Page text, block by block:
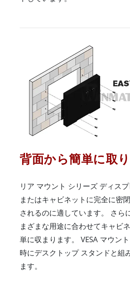
背面から簡単に取
リア マウント シリーズ ディス
またはキャビネットに完全に密
されるのに適しています。 さら
まざまな用途に合わせてキャビ
単に収まります。 VESA マウン
時にデスクトップ スタンドと組
ます。